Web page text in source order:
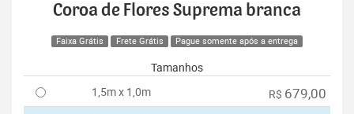
Coroa de Flores Suprema branca
Faixa Grátis Frete Grátis Pague somente após a entrega
Tamanhos
1,5m x 1,0m
R$ 679,00